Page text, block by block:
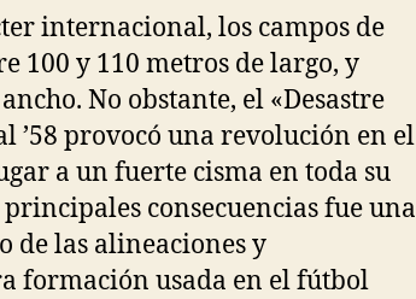
internacional, los campos de
100 y 110 metros de largo, y
No obstante, el «Desastre
’58 provocó una revolución en el
a un fuerte cisma en toda su
consecuencias fue una
de las alineaciones y
formación usada en el fútbol